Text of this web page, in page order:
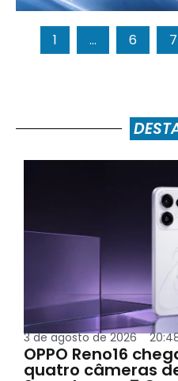
1 … 6 7
3 de agosto de 2026
OPPO Reno16
quatro câmeras